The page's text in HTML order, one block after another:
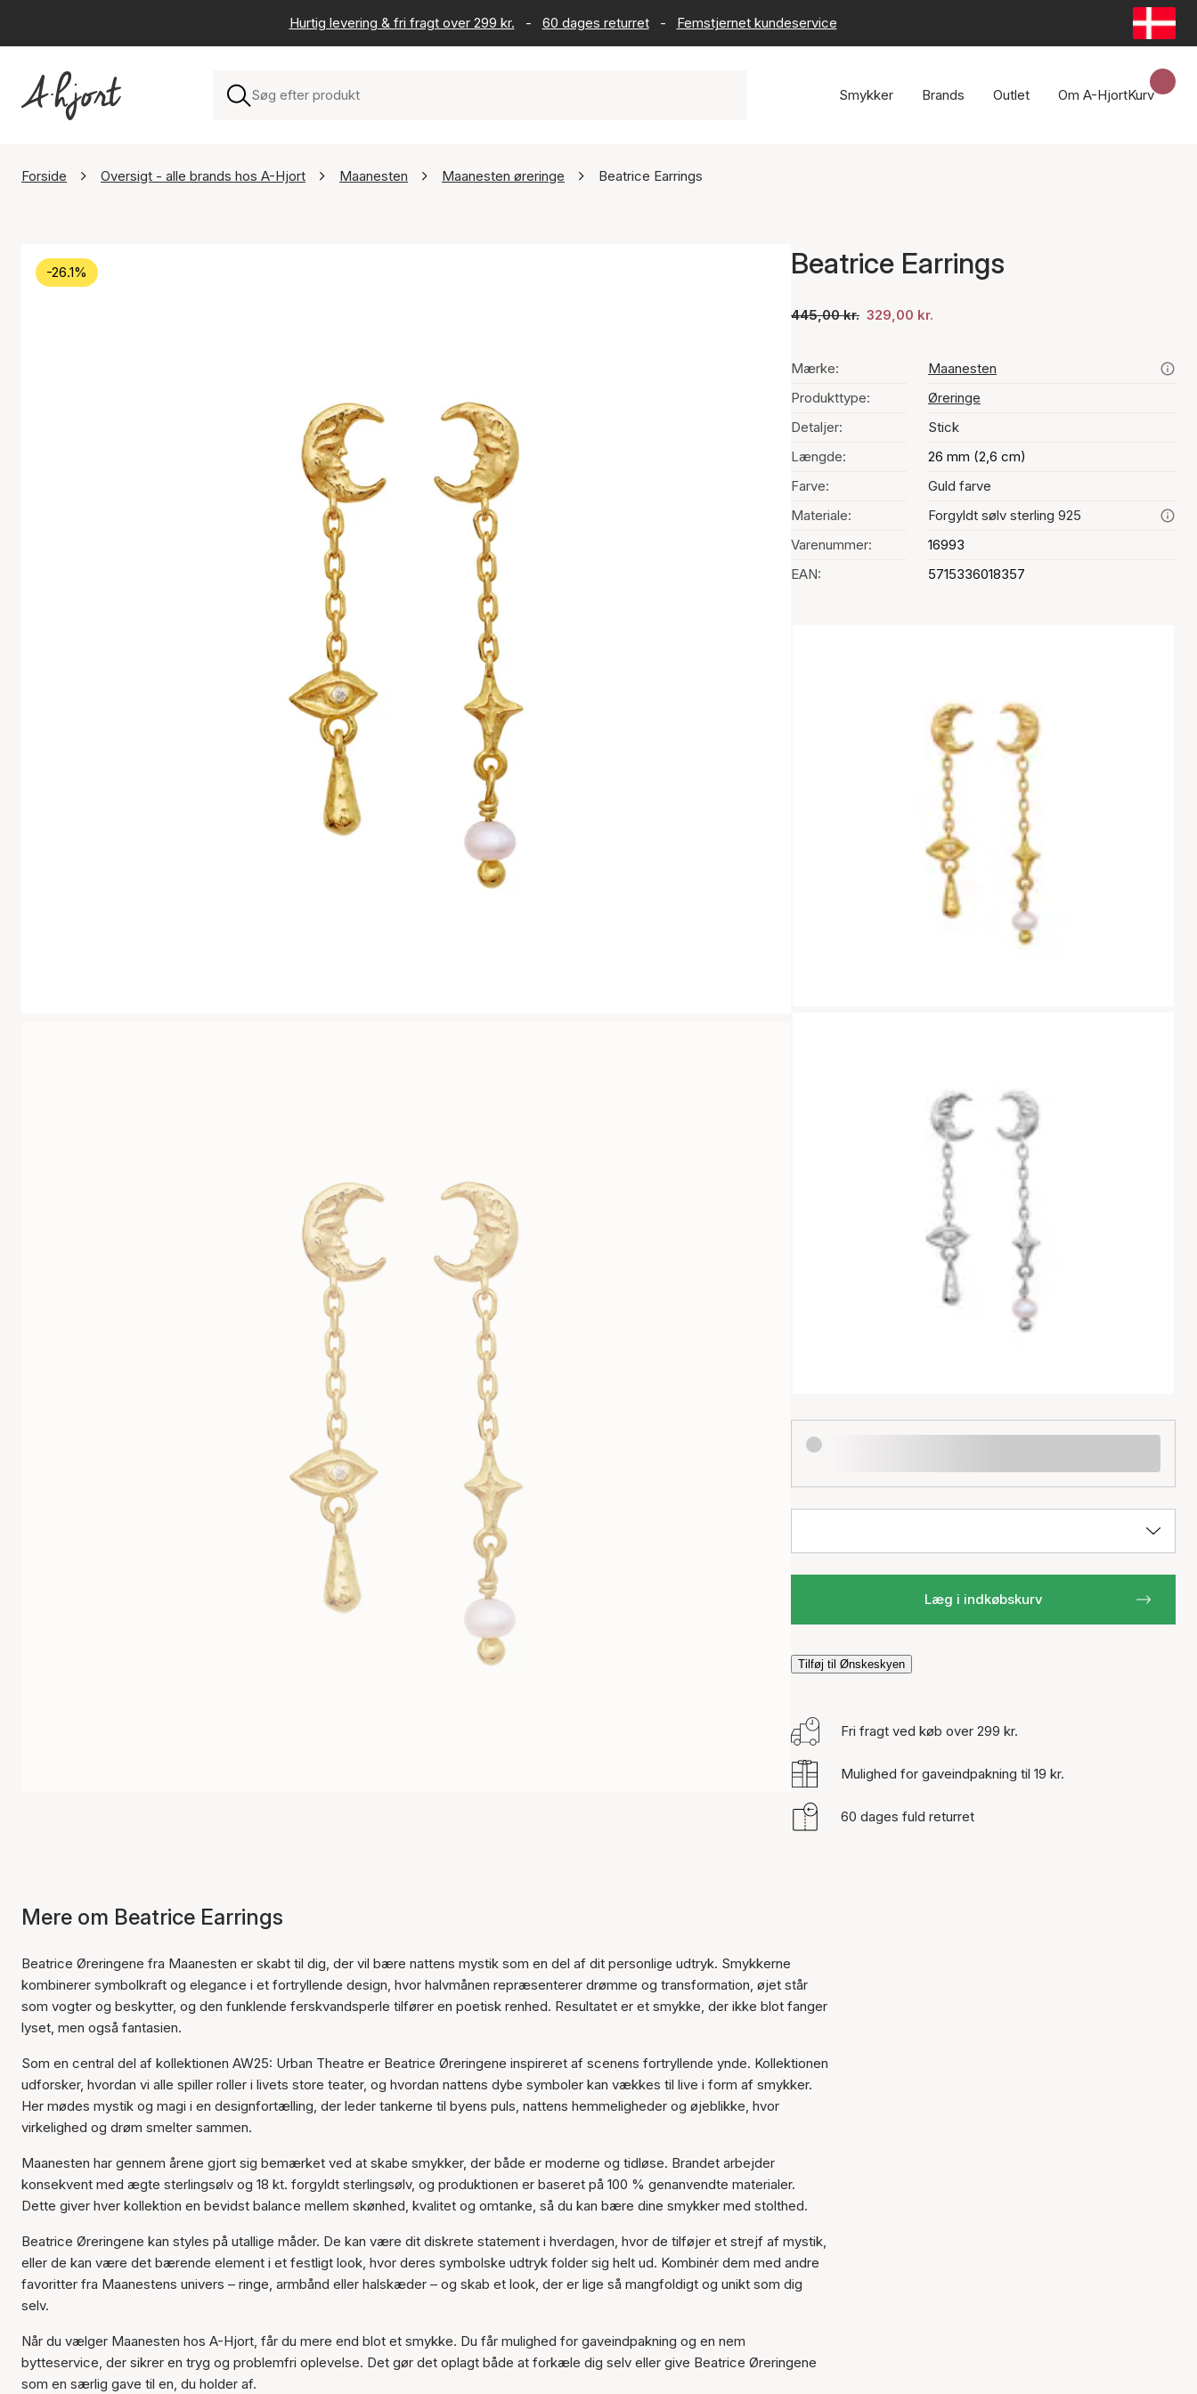
Hurtig levering & fri fragt over 299 kr. - 60 dages returret - Femstjernet kundeservice
Smykker Brands Outlet Om A-HjortKurv
Forside Oversigt - alle brands hos A-Hjort Maanesten Maanesten øreringe Beatrice Earrings
-26.1% Beatrice Earrings
445,00 kr. 329,00 kr.
Mærke:
Maanesten
Produkttype:
Øreringe
Detaljer:
Stick
Længde:
26 mm (2,6 cm)
Farve:
Guld farve
Materiale:
Forgyldt sølv sterling 925
Varenummer:
16993
EAN:
5715336018357
Læg i indkøbskurv
Tilføj til Ønskeskyen
Fri fragt ved køb over 299 kr.
Mulighed for gaveindpakning til 19 kr.
60 dages fuld returret
Mere om Beatrice Earrings
Beatrice Øreringene fra Maanesten er skabt til dig, der vil bære nattens mystik som en del af dit personlige udtryk. Smykkerne
kombinerer symbolkraft og elegance i et fortryllende design, hvor halvmånen repræsenterer drømme og transformation, øjet står
som vogter og beskytter, og den funklende ferskvandsperle tilfører en poetisk renhed. Resultatet er et smykke, der ikke blot fanger
lyset, men også fantasien.
Som en central del af kollektionen AW25: Urban Theatre er Beatrice Øreringene inspireret af scenens fortryllende ynde. Kollektionen
udforsker, hvordan vi alle spiller roller i livets store teater, og hvordan nattens dybe symboler kan vækkes til live i form af smykker.
Her mødes mystik og magi i en designfortælling, der leder tankerne til byens puls, nattens hemmeligheder og øjeblikke, hvor
virkelighed og drøm smelter sammen.
Maanesten har gennem årene gjort sig bemærket ved at skabe smykker, der både er moderne og tidløse. Brandet arbejder
konsekvent med ægte sterlingsølv og 18 kt. forgyldt sterlingsølv, og produktionen er baseret på 100 % genanvendte materialer.
Dette giver hver kollektion en bevidst balance mellem skønhed, kvalitet og omtanke, så du kan bære dine smykker med stolthed.
Beatrice Øreringene kan styles på utallige måder. De kan være dit diskrete statement i hverdagen, hvor de tilføjer et strejf af mystik,
eller de kan være det bærende element i et festligt look, hvor deres symbolske udtryk folder sig helt ud. Kombinér dem med andre
favoritter fra Maanestens univers – ringe, armbånd eller halskæder – og skab et look, der er lige så mangfoldigt og unikt som dig
selv.
Når du vælger Maanesten hos A-Hjort, får du mere end blot et smykke. Du får mulighed for gaveindpakning og en nem
bytteservice, der sikrer en tryg og problemfri oplevelse. Det gør det oplagt både at forkæle dig selv eller give Beatrice Øreringene
som en særlig gave til en, du holder af.